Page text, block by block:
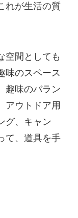
れが生活の質
空間としても
味のスペース
趣味のバラン
アウトドア用
グ、キャン
て、道具を手